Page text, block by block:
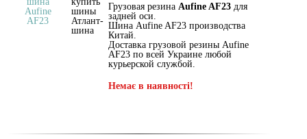
Грузовая резина Aufine AF23 для
задней оси.
Шина Aufine AF23 производства
Китай.
Доставка грузовой резины Aufine
AF23 по всей Украине любой
курьерской службой.
Немає в наявності!